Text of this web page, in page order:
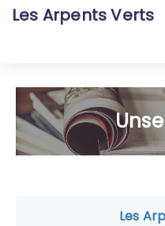
Les Arpents Verts
Les